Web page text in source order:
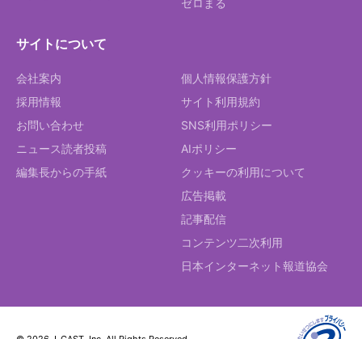
ゼロまる
サイトについて
会社案内
採用情報
お問い合わせ
ニュース読者投稿
編集長からの手紙
個人情報保護方針
サイト利用規約
SNS利用ポリシー
AIポリシー
クッキーの利用について
広告掲載
記事配信
コンテンツ二次利用
日本インターネット報道協会